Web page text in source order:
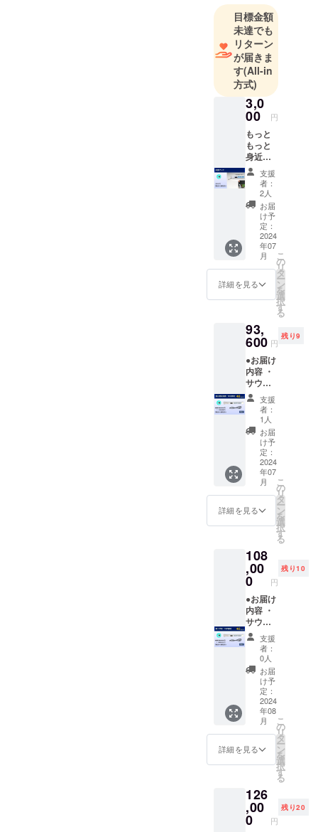
ば「不安な
音や不快な
音」もあり
ます。どち
らの音でも
聞こえる
と、つい
「どこ？」
と探したり
しません
か？これは
人間の本能
か？Ｓシス
は、この
「サウンド
レーダー」
をもっと
て、いつか
ウンドレー
ダー」を誕
生させたい
と思ってい
ます。あた
たかい応援
をよろしく
お願いいた
します。
目標金額
未達でも
リターン
が届きま
す(All-in
方式)
3,0
00 円
もっと
もっと
身近な
サウン
ドレー
ダーを
開発し
て、よ
り多く
の皆様
に活用
してい
ただき
たい、
そして
支援お
援して
いただ
いた支
援者様
への感
謝とお
礼の気
持ちを
込めた
ミニ
チュア
スト
ラップ
を提供
いたし
ます。
・商品
ダー
（mode
l-1）ミ
ニチュ
アスト
ラップ
・数
量 ：1
点 ・幅
だけを
１／２
（109ｘ
29x15
mm
15g)に
しまし
た ・本
品は動
スプ
レーと
スイッ
チは印
支援
者：
2人
お届
け予
定：
2024
年07
月
詳細を見る
こ
の
リ
タ
ー
ン
を
選
択
す
る
93,
600 円
残り9
●お届け
内容 ・
サウン
ドレー
ダー本
体 x1 ・
USB
ケーブ
ル x1 ・
日本語
説明書
x1 ・特
典 x1 ●
数量限
定！定
価から
F 定価
180,000
円 →
93,600
円（税
込み、
送料込
み） ●
保証期
間 納品
後６ケ
支援
者：
1人
お届
け予
定：
2024
年07
月
詳細を見る
こ
の
リ
タ
ー
ン
を
選
択
す
る
108
,00
0 円
残り10
●お届け
内容 ・
サウン
ドレー
ダー本
体 x1 ・
USB
ケーブ
ル x1 ・
日本語
説明書
x1 ・特
典 x1 ●
数量限
定！定
価から
F 定価
180,000
円 →
108,000
支援
者：
0人
お届
け予
定：
2024
年08
月
詳細を見る
こ
の
リ
タ
ー
ン
を
選
択
す
る
126
,00
0 円
残り20